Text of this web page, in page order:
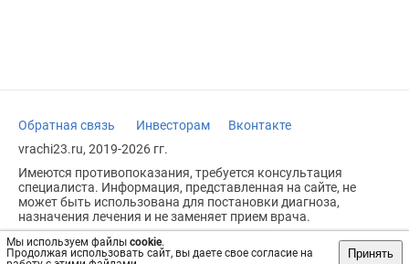
Мы используем файлы cookie.
Продолжая использовать сайт, вы даете свое согласие на
Принять
Обратная связь Инвесторам
Вконтакте
vrachi23.ru, 2019-2026 гг.
Имеются противопоказания, требуется консультация
специалиста. Информация, представленная на сайте, не
может быть использована для постановки диагноза,
назначения лечения и не заменяет прием врача.
Возрастное ограничение: 18+